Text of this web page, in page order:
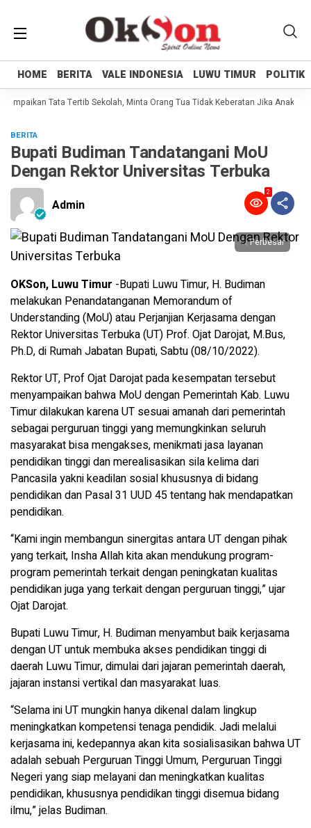
HOME BERITA VALE INDONESIA LUWU TIMUR POLITIK
HOME BERITA VALE INDONESIA LUWU TIMUR POLITIK
Tata Tertib Sekolah, Minta Orang Tua Tidak Keberatan Jika Anaknya
BERITA
Bupati Budiman Tandatangani MoU
Dengan Rektor Universitas Terbuka
Admin
2
Perbesar
OKSon, Luwu Timur -Bupati Luwu Timur, H. Budiman
melakukan Penandatanganan Memorandum of
Understanding (MoU) atau Perjanjian Kerjasama dengan
Rektor Universitas Terbuka (UT) Prof. Ojat Darojat, M.Bus,
Ph.D, di Rumah Jabatan Bupati, Sabtu (08/10/2022).
Rektor UT, Prof Ojat Darojat pada kesempatan tersebut
menyampaikan bahwa MoU dengan Pemerintah Kab. Luwu
Timur dilakukan karena UT sesuai amanah dari pemerintah
sebagai perguruan tinggi yang memungkinkan seluruh
masyarakat bisa mengakses, menikmati jasa layanan
pendidikan tinggi dan merealisasikan sila kelima dari
Pancasila yakni keadilan sosial khususnya di bidang
pendidikan dan Pasal 31 UUD 45 tentang hak mendapatkan
pendidikan.
“Kami ingin membangun sinergitas antara UT dengan pihak
yang terkait, Insha Allah kita akan mendukung program-
program pemerintah terkait dengan peningkatan kualitas
pendidikan juga yang terkait dengan perguruan tinggi,” ujar
Ojat Darojat.
Bupati Luwu Timur, H. Budiman menyambut baik kerjasama
dengan UT untuk membuka akses pendidikan tinggi di
daerah Luwu Timur, dimulai dari jajaran pemerintah daerah,
jajaran instansi vertikal dan masyarakat luas.
“Selama ini UT mungkin hanya dikenal dalam lingkup
meningkatkan kompetensi tenaga pendidik. Jadi melalui
kerjasama ini, kedepannya akan kita sosialisasikan bahwa UT
adalah sebuah Perguruan Tinggi Umum, Perguruan Tinggi
Negeri yang siap melayani dan meningkatkan kualitas
pendidikan, khususnya pendidikan tinggi disemua bidang
ilmu,” jelas Budiman.